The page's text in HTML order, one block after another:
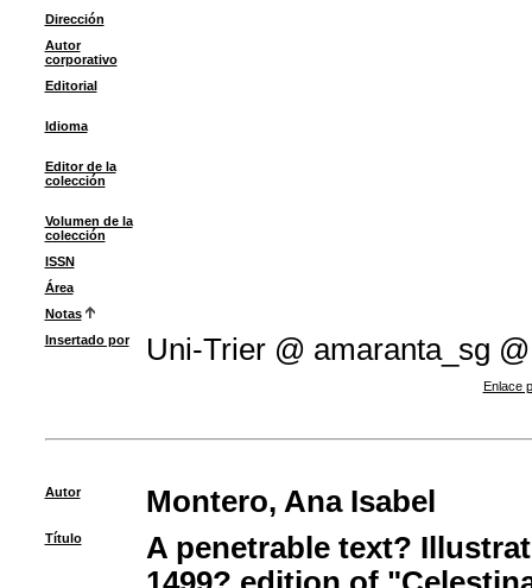
Dirección
Autor
corporativo
Editorial
Idioma
Editor de la
colección
Volumen de la
colección
ISSN
Área
Notas
Insertado por
Uni-Trier @ amaranta_sg @
Enlace
Autor Montero, Ana Isabel
Título
A penetrable text?